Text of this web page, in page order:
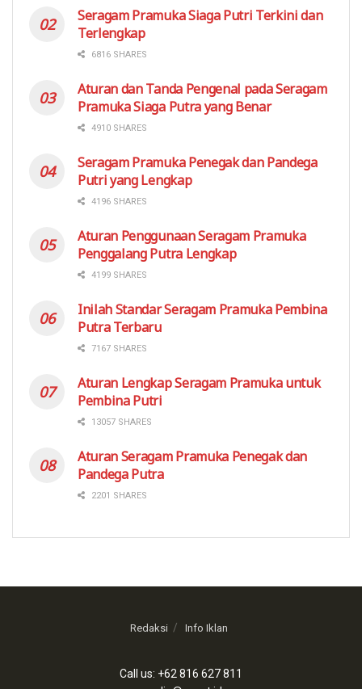
Seragam Pramuka Siaga Putri Terkini dan
Terlengkap
6816 SHARES
Aturan dan Tanda Pengenal pada Seragam
Pramuka Siaga Putra yang Benar
4910 SHARES
Seragam Pramuka Penegak dan Pandega
Putri yang Lengkap
4196 SHARES
Aturan Penggunaan Seragam Pramuka
Penggalang Putra Lengkap
4199 SHARES
Inilah Standar Seragam Pramuka Pembina
Putra Terbaru
7167 SHARES
Aturan Lengkap Seragam Pramuka untuk
Pembina Putri
13057 SHARES
Aturan Seragam Pramuka Penegak dan
Pandega Putra
2201 SHARES
Redaksi Info Iklan
Call us: +62 816 627 811